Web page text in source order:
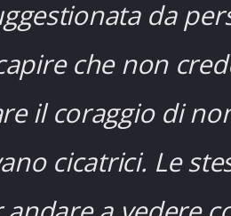
da
che non
il coraggio di
cicatrici. Le